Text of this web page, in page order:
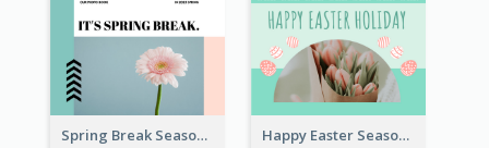
Spring Break Seasonal Photo Book Happy Easter Seasonal Photo Book